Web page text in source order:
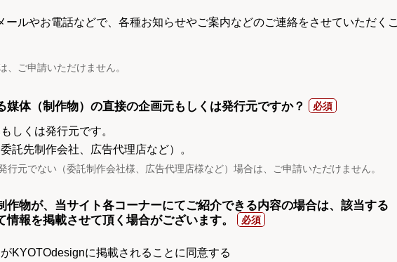
ールやお電話などで、各種お知らせやご案内などのご連絡をさせていただくこ
ご申請いただけません。
媒体（制作物）の直接の企画元もしくは発行元ですか？
しくは発行元です。
託先制作会社、広告代理店など）。
元でない（委託制作会社様、広告代理店様など）場合は、ご申請いただけません。
作物が、当サイト各コーナーにてご紹介できる内容の場合は、該当する
情報を掲載させて頂く場合がございます。
KYOTOdesignに掲載されることに同意する